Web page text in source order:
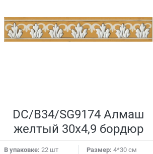
DC/B34/SG9174 Алмаш
желтый 30х4,9 бордюр
В упаковке: 22 шт Размер: 4*30 см